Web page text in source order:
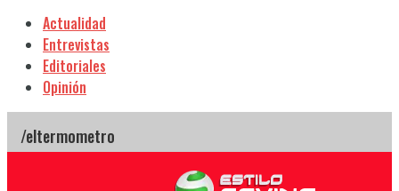
Actualidad
Entrevistas
Editoriales
Opinión